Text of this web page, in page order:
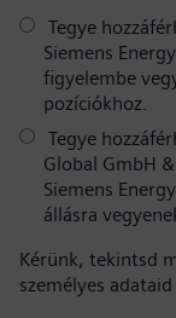
Tegye
Siemens
figyelembe
pozíciókhoz.
Tegye
Global GmbH
Siemens
állásra
Kérünk, tekintsd
személyes